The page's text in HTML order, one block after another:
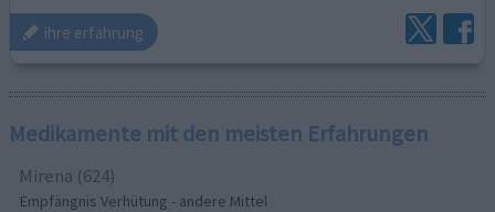
ihre erfahrung
Medikamente mit den meisten Erfahrungen
Mirena (624)
Empfängnis Verhütung - andere Mittel